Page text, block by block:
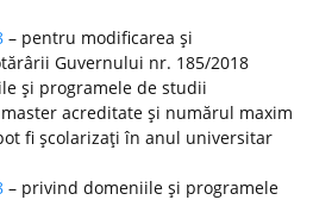
– pentru modificarea şi
Guvernului nr. 185/2018
şi programele de studii
acreditate şi numărul maxim
fi şcolarizaţi în anul universitar
– privind domeniile şi programele